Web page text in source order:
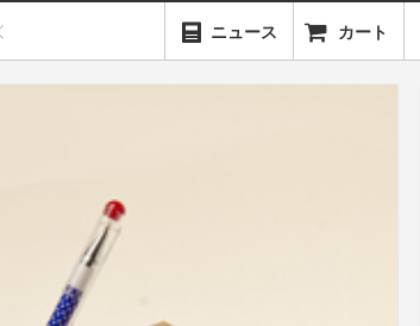
ニュース カート